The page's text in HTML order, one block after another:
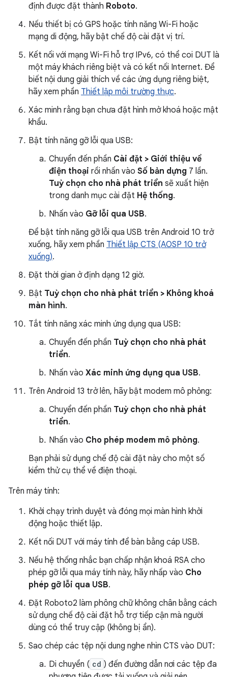
định được đặt thành Roboto.
Nếu thiết bị có GPS hoặc tính năng Wi-Fi hoặc
mạng di động, hãy bật chế độ cài đặt vị trí.
Kết nối với mạng Wi-Fi hỗ trợ IPv6, có thể coi DUT là
một máy khách riêng biệt và có kết nối Internet. Để
biết nội dung giải thích về các ứng dụng riêng biệt,
hãy xem phần Thiết lập môi trường thực.
Xác minh rằng bạn chưa đặt hình mở khoá hoặc mật
khẩu.
Bật tính năng gỡ lỗi qua USB:
Chuyển đến phần Cài đặt > Giới thiệu về
điện thoại rồi nhấn vào Số bản dựng 7 lần.
Tuỳ chọn cho nhà phát triển sẽ xuất hiện
trong danh mục cài đặt Hệ thống.
Nhấn vào Gỡ lỗi qua USB.
Để bật tính năng gỡ lỗi qua USB trên Android 10 trở
xuống, hãy xem phần Thiết lập CTS (AOSP 10 trở
xuống).
Đặt thời gian ở định dạng 12 giờ.
Bật Tuỳ chọn cho nhà phát triển > Không khoá
màn hình.
Tắt tính năng xác minh ứng dụng qua USB:
Chuyển đến phần Tuỳ chọn cho nhà phát
triển.
Nhấn vào Xác minh ứng dụng qua USB.
Trên Android 13 trở lên, hãy bật modem mô phỏng:
Chuyển đến phần Tuỳ chọn cho nhà phát
triển.
Nhấn vào Cho phép modem mô phỏng.
Bạn phải sử dụng chế độ cài đặt này cho một số
kiểm thử cụ thể về điện thoại.
Trên máy tính:
Khởi chạy trình duyệt và đóng mọi màn hình khởi
động hoặc thiết lập.
Kết nối DUT với máy tính để bàn bằng cáp USB.
Nếu hệ thống nhắc bạn chấp nhận khoá RSA cho
phép gỡ lỗi qua máy tính này, hãy nhấp vào Cho
phép gỡ lỗi qua USB.
Đặt Roboto2 làm phông chữ không chân bằng cách
sử dụng chế độ cài đặt hỗ trợ tiếp cận mà người
dùng có thể truy cập (không bị ẩn).
Sao chép các tệp nội dung nghe nhìn CTS vào DUT:
Di chuyển ( cd ) đến đường dẫn nơi các tệp đa